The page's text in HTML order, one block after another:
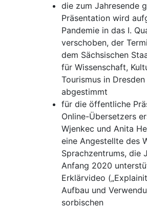
die zum Jahresende
Präsentation wird
Pandemie in das I.
verschoben, der
dem Sächsischen
für Wissenschaft,
Tourismus in Dresden
abgestimmt
für die öffentliche
Online-Übersetzers
Wjenkec und Anita
eine Angestellte des
Sprachzentrums, die
Anfang 2020
Erklärvideo
Aufbau und
sorbischen